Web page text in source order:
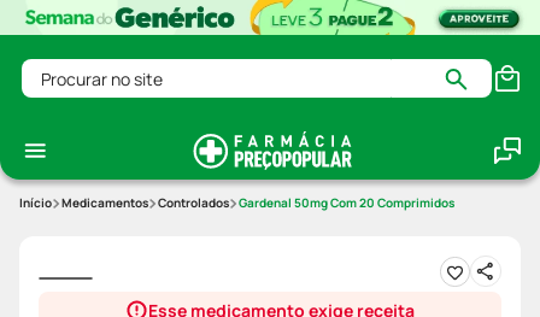
Procurar no site
Medicamentos Controlados Gardenal 50mg Com 20 Comprimidos
Esse medicamento exige receita